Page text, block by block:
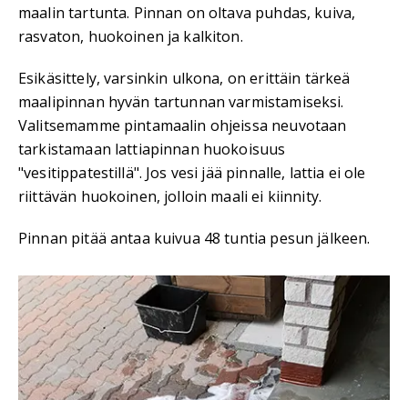
maalin tartunta. Pinnan on oltava puhdas, kuiva,
rasvaton, huokoinen ja kalkiton.
Esikäsittely, varsinkin ulkona, on erittäin tärkeä
maalipinnan hyvän tartunnan varmistamiseksi.
Valitsemamme pintamaalin ohjeissa neuvotaan
tarkistamaan lattiapinnan huokoisuus
"vesitippatestillä". Jos vesi jää pinnalle, lattia ei ole
riittävän huokoinen, jolloin maali ei kiinnity.
Pinnan pitää antaa kuivua 48 tuntia pesun jälkeen.